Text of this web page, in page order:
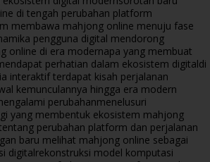
di tengah perubahan platform
membawa mahjong online menuju fase
pengguna digital mendorong
online di era modernapa yang membuat
perhatian dalam ekosistem digitaldi
interaktif terdapat kisah perjalanan
kemunculannya hingga era modern
perubahanmenelusuri
yang membentuk ekosistem mahjong
perubahan platform dan perjalanan
baru melihat mahjong online sebagai
digitalrekonstruksi model komputasi